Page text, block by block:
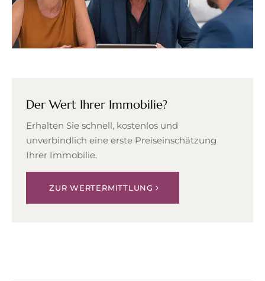
Der Wert Ihrer Immobilie?
Erhalten Sie schnell, kostenlos und
unverbindlich eine erste Preiseinschätzung
Ihrer Immobilie.
ZUR WERTERMITTLUNG